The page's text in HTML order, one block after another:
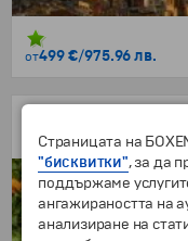
от499 €/975.96 лв.
3 нощувки, хотел 4*
Страницата на
"бисквитки", за да
поддържаме
ангажираността на
анализиране на